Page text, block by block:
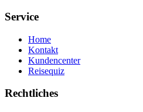
Service
Home
Kontakt
Kundencenter
Reisequiz
Rechtliches